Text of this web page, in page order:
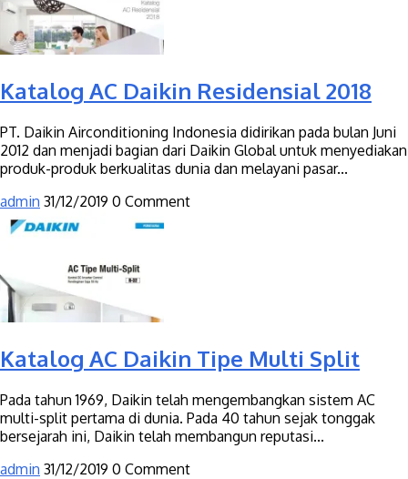
Katalog AC Daikin Residensial 2018
PT. Daikin Airconditioning Indonesia didirikan pada bulan Juni
2012 dan menjadi bagian dari Daikin Global untuk menyediakan
produk-produk berkualitas dunia dan melayani pasar...
admin 31/12/2019 0 Comment
Katalog AC Daikin Tipe Multi Split
Pada tahun 1969, Daikin telah mengembangkan sistem AC
multi-split pertama di dunia. Pada 40 tahun sejak tonggak
bersejarah ini, Daikin telah membangun reputasi...
admin 31/12/2019 0 Comment